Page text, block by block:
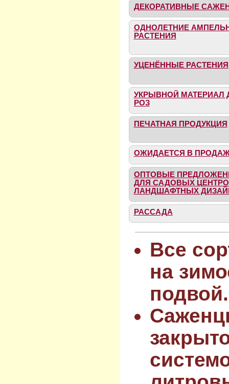
ДЕКОРАТИВНЫЕ
ОДНОЛЕТНИЕ
РАСТЕНИЯ
УЦЕНЁННЫЕ РАСТЕНИЯ
УКРЫВНОЙ МАТЕРИАЛ
РОЗ
ПЕЧАТНАЯ ПРОДУКЦИЯ
ОЖИДАЕТСЯ В
ОПТОВЫЕ
ДЛЯ САДОВЫХ
ЛАНДШАФТНЫХ
РАССАДА
Все
на
подвой.